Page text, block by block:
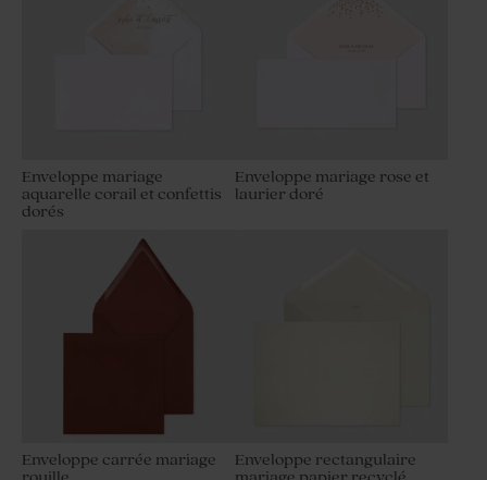
Enveloppe mariage
aquarelle corail et confettis
dorés
Enveloppe mariage rose et
laurier doré
Enveloppe carrée mariage
Enveloppe rectangulaire